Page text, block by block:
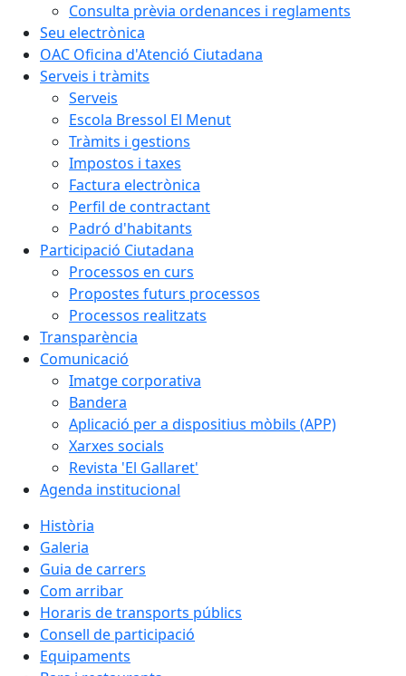
Consulta prèvia ordenances i reglaments
Seu electrònica
OAC Oficina d'Atenció Ciutadana
Serveis i tràmits
Serveis
Escola Bressol El Menut
Tràmits i gestions
Impostos i taxes
Factura electrònica
Perfil de contractant
Padró d'habitants
Participació Ciutadana
Processos en curs
Propostes futurs processos
Processos realitzats
Transparència
Comunicació
Imatge corporativa
Bandera
Aplicació per a dispositius mòbils (APP)
Xarxes socials
Revista 'El Gallaret'
Agenda institucional
Història
Galeria
Guia de carrers
Com arribar
Horaris de transports públics
Consell de participació
Equipaments